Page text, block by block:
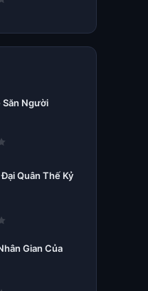
Săn Người
Quân Thế Kỷ
Gian Của